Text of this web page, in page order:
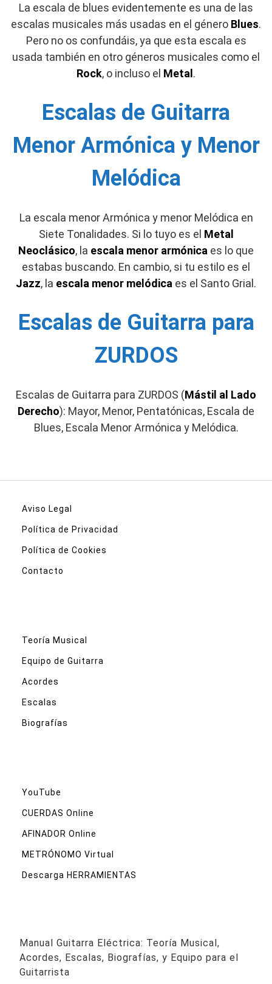
La escala de blues evidentemente es una de las
escalas musicales más usadas en el género Blues.
Pero no os confundáis, ya que esta escala es
usada también en otro géneros musicales como el
Rock, o incluso el Metal .
Escalas de Guitarra
Menor Armónica y Menor
Melódica
La escala menor Armónica y menor Melódica en
Siete Tonalidades. Si lo tuyo es el Metal
Neoclásico, la escala menor armónica es lo que
estabas buscando. En cambio, si tu estilo es el
Jazz, la escala menor melódica es el Santo Grial.
Escalas de Guitarra para
ZURDOS
Escalas de Guitarra para ZURDOS (Mástil al Lado
Derecho): Mayor, Menor, Pentatónicas, Escala de
Blues, Escala Menor Armónica y Melódica.
Aviso Legal
Política de Privacidad
Política de Cookies
Contacto
Teoría Musical
Equipo de Guitarra
Acordes
Escalas
Biografías
YouTube
CUERDAS Online
AFINADOR Online
METRÓNOMO Virtual
Descarga HERRAMIENTAS
Manual Guitarra Eléctrica: Teoría Musical,
Acordes, Escalas, Biografías, y Equipo para el
Guitarrista